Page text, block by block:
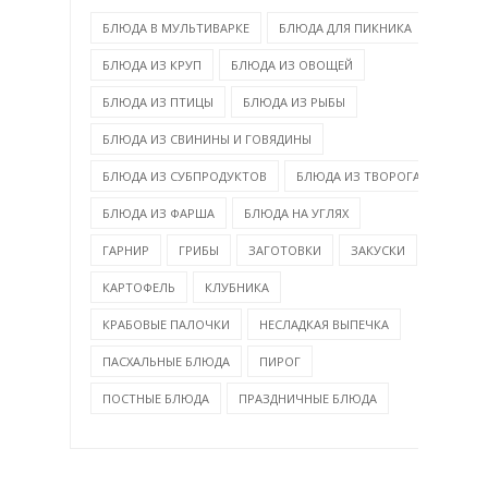
БЛЮДА В МУЛЬТИВАРКЕ БЛЮДА ДЛЯ ПИКНИКА
БЛЮДА ИЗ КРУП БЛЮДА ИЗ ОВОЩЕЙ
БЛЮДА ИЗ ПТИЦЫ БЛЮДА ИЗ РЫБЫ
БЛЮДА ИЗ СВИНИНЫ И ГОВЯДИНЫ
БЛЮДА ИЗ СУБПРОДУКТОВ БЛЮДА ИЗ ТВОРОГА
БЛЮДА ИЗ ФАРША БЛЮДА НА УГЛЯХ
ГАРНИР ГРИБЫ ЗАГОТОВКИ ЗАКУСКИ
КАРТОФЕЛЬ КЛУБНИКА
КРАБОВЫЕ ПАЛОЧКИ НЕСЛАДКАЯ ВЫПЕЧКА
ПАСХАЛЬНЫЕ БЛЮДА ПИРОГ
ПОСТНЫЕ БЛЮДА ПРАЗДНИЧНЫЕ БЛЮДА